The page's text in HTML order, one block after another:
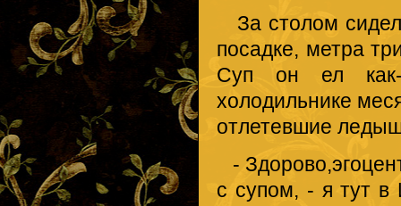
За столом
посадке, метра
Суп он ел как-
холодильнике
отлетевшие
-
с супом, - я тут